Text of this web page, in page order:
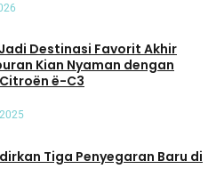
Destinasi Favorit Akhir
Kian Nyaman dengan
ë-C3
Baru di